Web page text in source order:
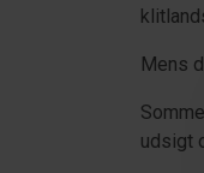
Mens
udsigt